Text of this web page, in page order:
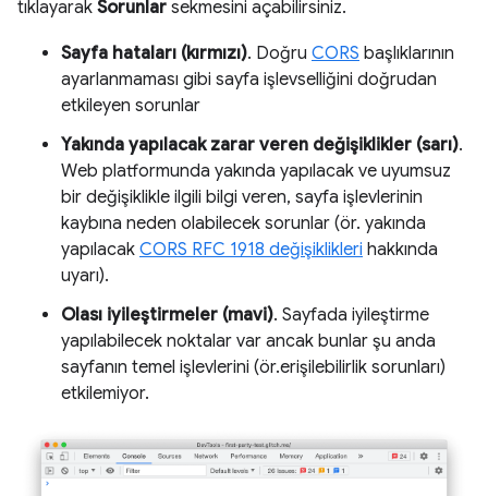
tıklayarak Sorunlar sekmesini açabilirsiniz.
Sayfa hataları (kırmızı). Doğru CORS başlıklarının
ayarlanmaması gibi sayfa işlevselliğini doğrudan
etkileyen sorunlar
Yakında yapılacak zarar veren değişiklikler (sarı).
Web platformunda yakında yapılacak ve uyumsuz
bir değişiklikle ilgili bilgi veren, sayfa işlevlerinin
kaybına neden olabilecek sorunlar (ör. yakında
yapılacak CORS RFC 1918 değişiklikleri hakkında
uyarı).
Olası iyileştirmeler (mavi). Sayfada iyileştirme
yapılabilecek noktalar var ancak bunlar şu anda
sayfanın temel işlevlerini (ör.erişilebilirlik sorunları)
etkilemiyor.